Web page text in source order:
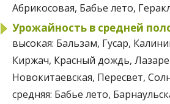
Абрикосовая, Бабье лето,
Урожайность в средней
высокая: Бальзам, Гусар,
Киржач, Красный дождь,
Новокитаевская, Пересвет,
средняя: Бабье лето,